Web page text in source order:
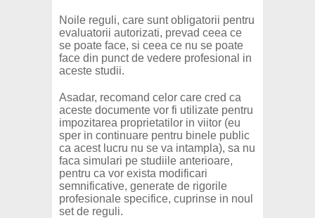
Noile reguli, care sunt obligatorii pentru
evaluatorii autorizati, prevad ceea ce
se poate face, si ceea ce nu se poate
face din punct de vedere profesional in
aceste studii.
Asadar, recomand celor care cred ca
aceste documente vor fi utilizate pentru
impozitarea proprietatilor in viitor (eu
sper in continuare pentru binele public
ca acest lucru nu se va intampla), sa nu
faca simulari pe studiile anterioare,
pentru ca vor exista modificari
semnificative, generate de rigorile
profesionale specifice, cuprinse in noul
set de reguli.